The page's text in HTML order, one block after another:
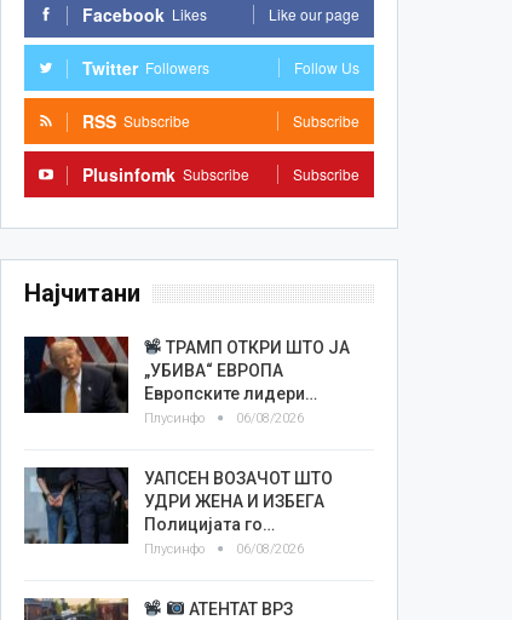
Facebook Likes Like our page
Twitter Followers Follow Us
RSS Subscribe Subscribe
Plusinfomk Subscribe Subscribe
Најчитани
ТРАМП ОТКРИ ШТО ЈА
„УБИВА“ ЕВРОПА
Европските лидери…
Плусинфо 06/08/2026
УАПСЕН ВОЗАЧОТ ШТО
УДРИ ЖЕНА И ИЗБЕГА
Полицијата го…
Плусинфо 06/08/2026
АТЕНТАТ ВРЗ